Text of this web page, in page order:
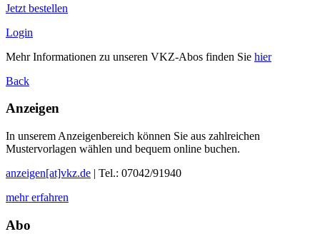
Jetzt bestellen
Login
Mehr Informationen zu unseren VKZ-Abos finden Sie hier
Back
Anzeigen
In unserem Anzeigenbereich können Sie aus zahlreichen
Mustervorlagen wählen und bequem online buchen.
anzeigen[at]vkz.de | Tel.: 07042/91940
mehr erfahren
Abo